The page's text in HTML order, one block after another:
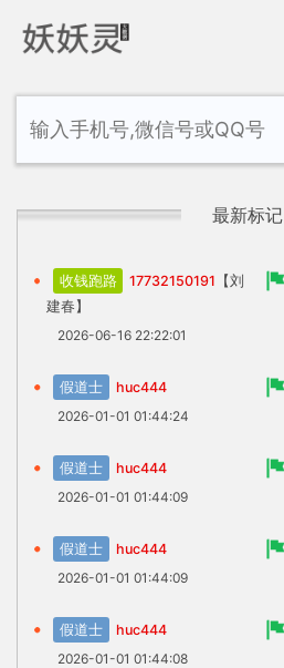
最新标记
收钱跑路 17732150191 【刘
建春】
2026-06-16 22:22:01
假道士
huc444
2026-01-01 01:44:24
假道士
huc444
2026-01-01 01:44:09
假道士
huc444
2026-01-01 01:44:09
假道士
huc444
2026-01-01 01:44:08